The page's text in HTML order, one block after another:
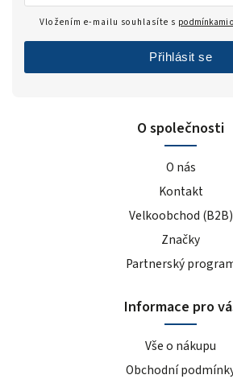
O společnosti
O nás
Kontakt
Velkoobchod (B2B)
Značky
Partnerský
Informace pro
Vše o nákupu
Obchodní
Vložením e-mailu souhlasíte s podmínkami
Přihlásit se